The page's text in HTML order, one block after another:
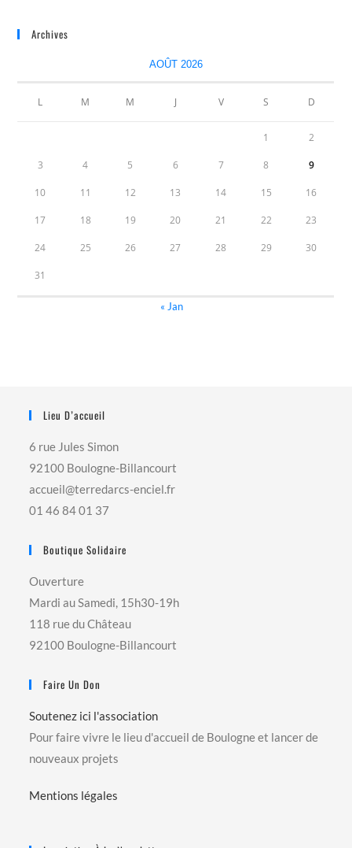
Archives
AOÛT 2026
L M M J V S D
1 2
3 4 5 6 7 8 9
10 11 12 13 14 15 16
17 18 19 20 21 22 23
24 25 26 27 28 29 30
31
« Jan
Lieu D’accueil
6 rue Jules Simon
92100 Boulogne-Billancourt
accueil@terredarcs-enciel.fr
01 46 84 01 37
Boutique Solidaire
Ouverture
Mardi au Samedi, 15h30-19h
118 rue du Château
92100 Boulogne-Billancourt
Faire Un Don
Soutenez ici l'association
Pour faire vivre le lieu d'accueil de Boulogne et lancer de
nouveaux projets
Mentions légales